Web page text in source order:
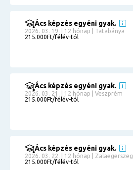
Ács képzés egyéni gyak.
2026. 03. 19. | 12 hónap | Tatabánya
215.000Ft/félév-tól
Ács képzés egyéni gyak.
2026. 03. 21. | 12 hónap | Veszprém
215.000Ft/félév-tól
Ács képzés egyéni gyak.
2026. 03. 22. | 12 hónap | Zalaegerszeg
215.000Ft/félév-tól